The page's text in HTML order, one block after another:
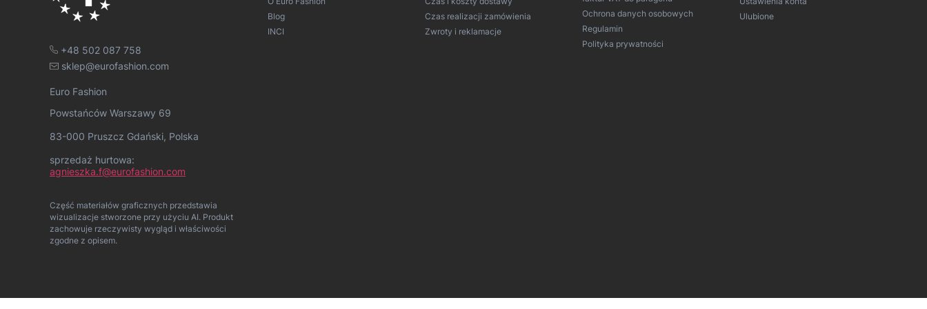
+48 502 087 758
sklep@eurofashion.com
Euro Fashion
Powstańców Warszawy 69
83-000 Pruszcz Gdański, Polska
sprzedaż hurtowa:
agnieszka.f@eurofashion.com
Część materiałów graficznych przedstawia
wizualizacje stworzone przy użyciu AI. Produkt
zachowuje rzeczywisty wygląd i właściwości
zgodne z opisem.
Blog
INCI
Czas realizacji zamówienia
Zwroty i reklamacje
Ochrona danych osobowych
Regulamin
Polityka prywatności
Ulubione